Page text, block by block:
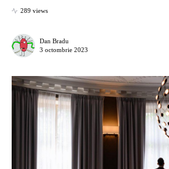
289 views
Dan Bradu
3 octombrie 2023